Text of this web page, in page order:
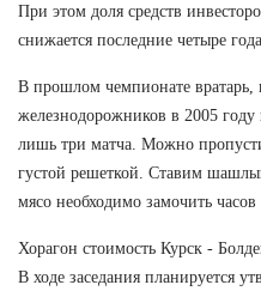
При этом доля средств
снижается последние четыре
В прошлом чемпионате
железнодорожников в 2005
лишь три матча. Можно
густой решеткой. Ставим
мясо необходимо замочить часов
Хорагон стоимость Курск -
В ходе заседания планируется